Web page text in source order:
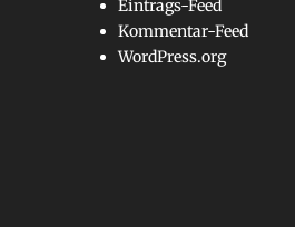
Eintrags-Feed
Kommentar-Feed
WordPress.org